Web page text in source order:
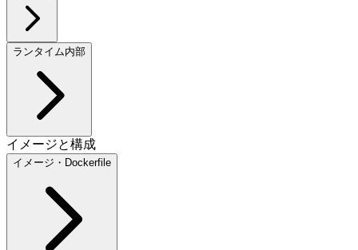
ランタイム内部
イメージと構成
イメージ・Dockerfile